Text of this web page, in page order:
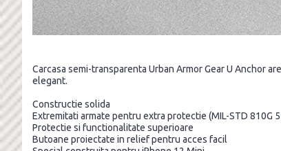
Carcasa semi-transparenta Urban Armor Gear U Anchor
elegant.
Constructie solida
Extremitati armate pentru extra protectie (MIL-STD 810G
Protectie si functionalitate superioare
Butoane proiectate in relief pentru acces facil